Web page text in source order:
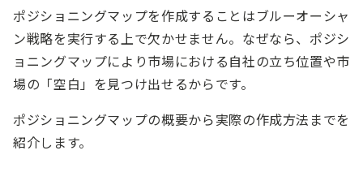
ポジショニングマップを作成することはブルーオーシャ
ン戦略を実行する上で欠かせません。なぜなら、ポジシ
ョニングマップにより市場における自社の立ち位置や市
場の「空白」を見つけ出せるからです。
ポジショニングマップの概要から実際の作成方法までを
紹介します。